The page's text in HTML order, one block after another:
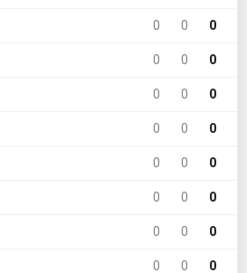
0 0 0
0 0 0
0 0 0
0 0 0
0 0 0
0 0 0
0 0 0
0 0 0